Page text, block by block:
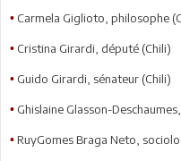
• Carmela Giglioto, philosophe
• Cristina Girardi, député (Chili)
• Guido Girardi, sénateur (Chili)
• Ghislaine Glasson-
• RuyGomes Braga Neto,